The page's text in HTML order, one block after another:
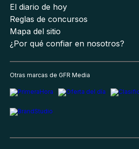
El diario de hoy
Reglas de concursos
Mapa del sitio
¿Por qué confiar en nosotros?
Otras marcas de GFR Media